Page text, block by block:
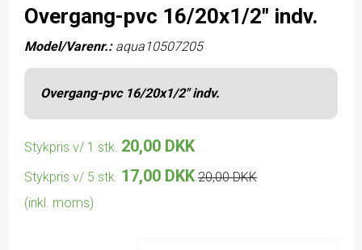
Overgang-pvc 16/20x1/2" indv.
Model/Varenr.: aqua10507205
Overgang-pvc 16/20x1/2" indv.
Stykpris v/ 1 stk. 20,00 DKK
Stykpris v/ 5 stk. 17,00 DKK 20,00 DKK
(inkl. moms)